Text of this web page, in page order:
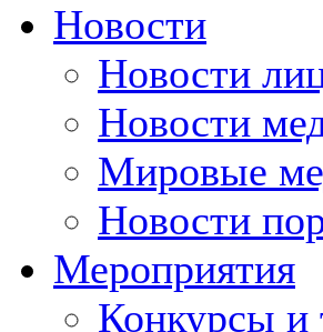
Новости
Новости
Новости
Мировые
Новости
Мероприятия
Конкурсы и